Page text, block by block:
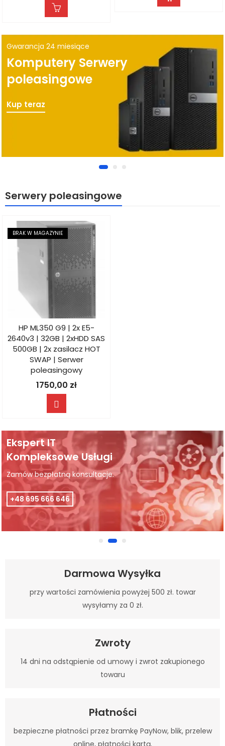
Gwarancja 24 miesiące
Komputery Serwery
poleasingowe
Kup teraz
Serwery poleasingowe
BRAK W MAGAZYNIE
HP ML350 G9 | 2x E5-
2640v3 | 32GB | 2xHDD SAS
500GB | 2x zasilacz HOT
SWAP | Serwer
poleasingowy
1750,00 zł
Ekspert IT
Kompleksowe Usługi
Zamów bezpłatną konsultacje.
+48 695 666 646
Darmowa Wysyłka
przy wartości zamówienia powyżej 500 zł. towar
wysyłamy za 0 zł.
Zwroty
14 dni na odstąpienie od umowy i zwrot zakupionego
towaru
Płatności
bezpieczne płatności przez bramkę PayNow, blik, przelew
online, płatności kartą.